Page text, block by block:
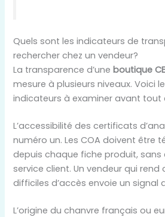
Quels sont les indicateurs de
rechercher chez un vendeur?
La transparence d’une boutique
mesure à plusieurs niveaux. Voici
indicateurs à examiner avant tout
L’accessibilité des certificats
numéro un. Les COA doivent être
depuis chaque fiche produit,
service client. Un vendeur qui
difficiles d’accès envoie un signal
L’origine du chanvre français ou